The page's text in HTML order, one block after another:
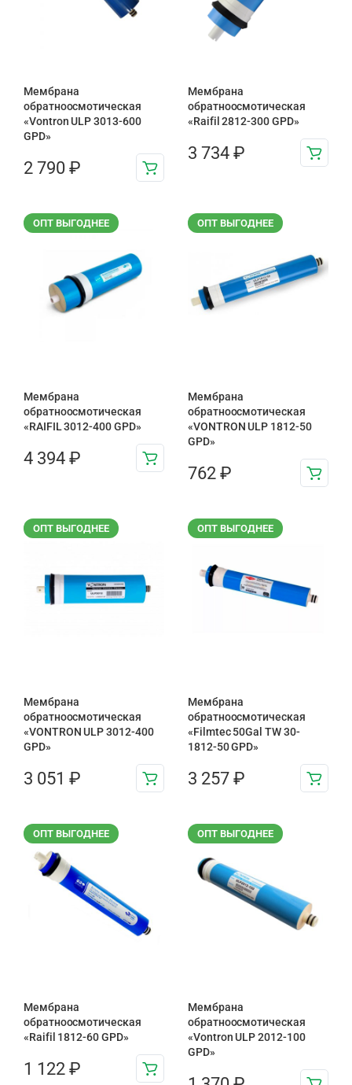
Мембрана
обратноосмотическая
«Vontron ULP 3013-600
GPD»
2 790 ₽
Мембрана
обратноосмотическая
«Raifil 2812-300 GPD»
3 734 ₽
ОПТ ВЫГОДНЕЕ
Мембрана
обратноосмотическая
«RAIFIL 3012-400 GPD»
4 394 ₽
ОПТ ВЫГОДНЕЕ
Мембрана
обратноосмотическая
«VONTRON ULP 1812-50
GPD»
762 ₽
ОПТ ВЫГОДНЕЕ
Мембрана
обратноосмотическая
«VONTRON ULP 3012-400
GPD»
3 051 ₽
ОПТ ВЫГОДНЕЕ
Мембрана
обратноосмотическая
«Filmtec 50Gal TW 30-
1812-50 GPD»
3 257 ₽
ОПТ ВЫГОДНЕЕ
Мембрана
обратноосмотическая
«Raifil 1812-60 GPD»
1 122 ₽
ОПТ ВЫГОДНЕЕ
Мембрана
обратноосмотическая
«Vontron ULP 2012-100
GPD»